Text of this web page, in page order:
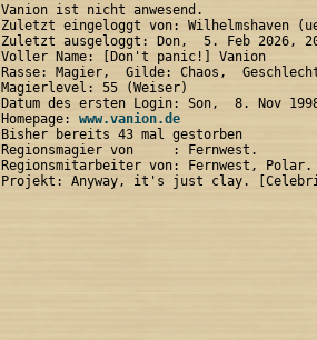
Vanion ist nicht anwesend.
Zuletzt eingeloggt von: Wilhelmshaven
Zuletzt ausgeloggt: Don,  5. Feb 2026,
Voller Name: [Don't panic!] Vanion
Rasse: Magier,  Gilde: Chaos,
Magierlevel: 55 (Weiser)
Datum des ersten Login: Son,  8. Nov
Homepage: www.vanion.de
Bisher bereits 43 mal gestorben
Regionsmagier von     : Fernwest.
Regionsmitarbeiter von: Fernwest, Polar.